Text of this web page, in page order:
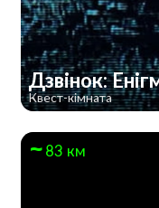
Дзвінок:
Квест-кімната
83 км